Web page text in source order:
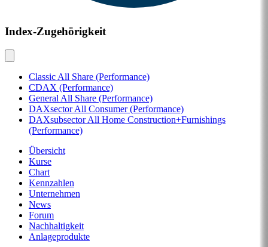
Index-Zugehörigkeit
Classic All Share (Performance)
CDAX (Performance)
General All Share (Performance)
DAXsector All Consumer (Performance)
DAXsubsector All Home Construction+Furnishings
(Performance)
Übersicht
Kurse
Chart
Kennzahlen
Unternehmen
News
Forum
Nachhaltigkeit
Anlageprodukte